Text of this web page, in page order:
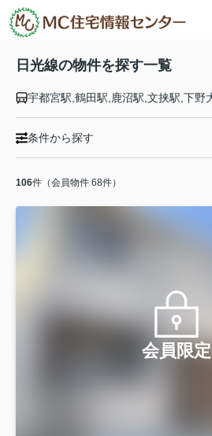
日光線の物件を探す一覧
条件から探す
106件（会員物件 68件）
会員限定